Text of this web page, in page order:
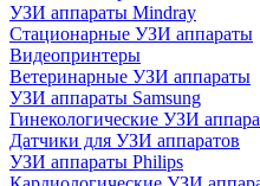
УЗИ аппараты Mindray
Стационарные УЗИ аппараты
Видеопринтеры
Ветеринарные УЗИ аппараты
УЗИ аппараты Samsung
Гинекологические УЗИ
Датчики для УЗИ аппаратов
УЗИ аппараты Philips